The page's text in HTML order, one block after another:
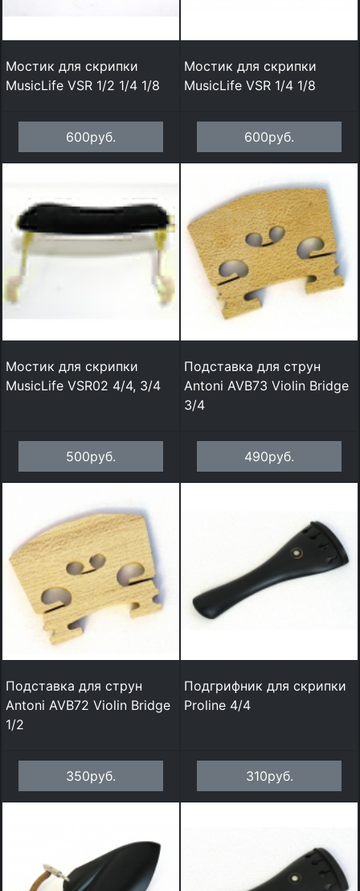
Мостик для скрипки
MusicLife VSR 1/2 1/4 1/8
600руб.
Мостик для скрипки
MusicLife VSR 1/4 1/8
600руб.
Мостик для скрипки
MusicLife VSR02 4/4, 3/4
500руб.
Подставка для струн
Antoni AVB73 Violin Bridge
3/4
490руб.
Подставка для струн
Antoni AVB72 Violin Bridge
1/2
350руб.
Подгрифник для скрипки
Proline 4/4
310руб.